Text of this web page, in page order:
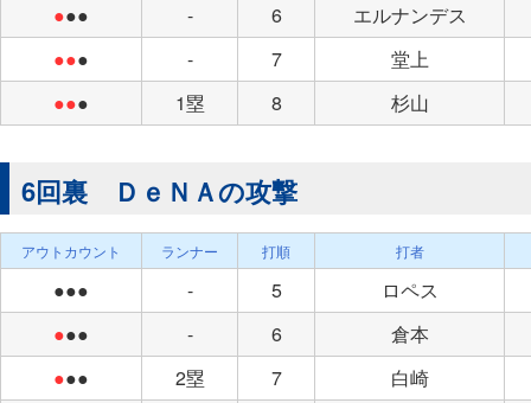
●●● - 6
エルナンデス
●●● - 7
堂上
●●● 1塁 8 杉山
6回裏 ＤｅＮＡの攻撃
アウトカウント ランナー 打順 打者
●●● - 5
ロペス
●●● - 6
倉本
●●● 2塁 7
白崎